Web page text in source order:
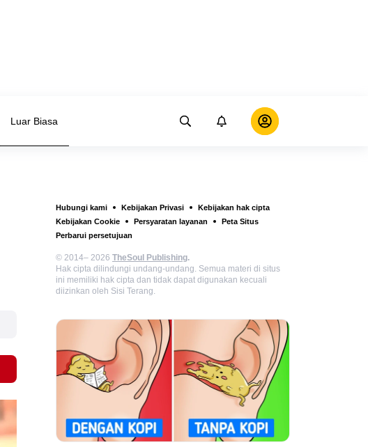
Luar Biasa
Hubungi kami Kebijakan Privasi
Kebijakan hak cipta
Kebijakan Cookie
Persyaratan layanan
Peta Situs
Perbarui persetujuan
© 2014– 2026 TheSoul Publishing.
Hak cipta dilindungi undang-undang. Semua materi di situs
ini memiliki hak cipta dan tidak dapat digunakan kecuali
diizinkan oleh Sisi Terang.